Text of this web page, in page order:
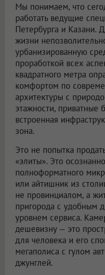
Мы понимаем, что
работать ведущие
Петербурга и Казани.
жизни
урбанизированную
проработкой всех
квадратного метра
комфортом по
архитектуры с
этажности, приватные
встроенная
зона.
Это не попытка
«элиты». Это
полноформатного
или айтишник из
не провинциалом, а
пригорода с удобным
уровнем сервиса.
дешевизну — это
для человека и его
мегаполиса с гулом
джунглей.